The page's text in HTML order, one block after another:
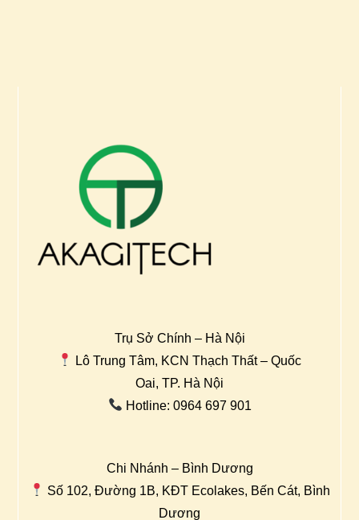
Trụ Sở Chính – Hà Nội
Lô Trung Tâm, KCN Thạch Thất – Quốc
Oai, TP. Hà Nội
Hotline: 0964 697 901
Chi Nhánh – Bình Dương
Số 102, Đường 1B, KĐT Ecolakes, Bến Cát, Bình
Dương